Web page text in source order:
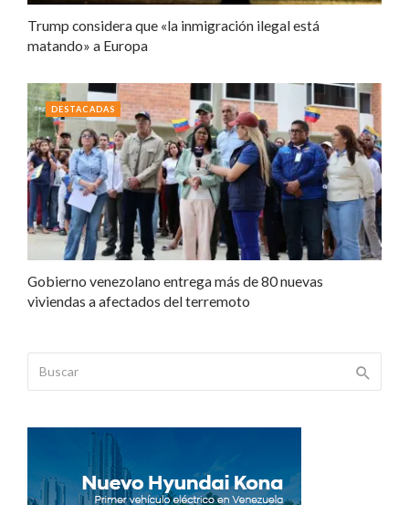
Trump considera que «la inmigración ilegal está
matando» a Europa
Gobierno venezolano entrega más de 80 nuevas
viviendas a afectados del terremoto
DESTACADAS